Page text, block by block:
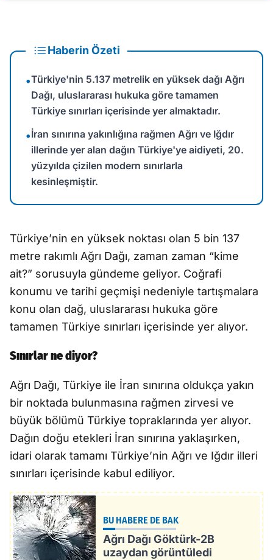
Haberin Özeti
•Türkiye'nin 5.137 metrelik en yüksek dağı Ağrı
Dağı, uluslararası hukuka göre tamamen
Türkiye sınırları içerisinde yer almaktadır.
•İran sınırına yakınlığına rağmen Ağrı ve Iğdır
illerinde yer alan dağın Türkiye'ye aidiyeti, 20.
yüzyılda çizilen modern sınırlarla
kesinleşmiştir.
Türkiye’nin en yüksek noktası olan 5 bin 137
metre rakımlı Ağrı Dağı, zaman zaman “kime
ait?” sorusuyla gündeme geliyor. Coğrafi
konumu ve tarihi geçmişi nedeniyle tartışmalara
konu olan dağ, uluslararası hukuka göre
tamamen Türkiye sınırları içerisinde yer alıyor.
Sınırlar ne diyor?
Ağrı Dağı, Türkiye ile İran sınırına oldukça yakın
bir noktada bulunmasına rağmen zirvesi ve
büyük bölümü Türkiye topraklarında yer alıyor.
Dağın doğu etekleri İran sınırına yaklaşırken,
idari olarak tamamı Türkiye’nin Ağrı ve Iğdır illeri
sınırları içerisinde kabul ediliyor.
BU HABERE DE BAK
Ağrı Dağı Göktürk-2B
uzaydan görüntüledi